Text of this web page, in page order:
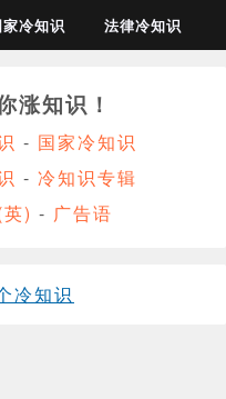
家冷知识 法律冷知识
涨知识！
- 国家冷知识
- 冷知识专辑
) - 广告语
冷知识